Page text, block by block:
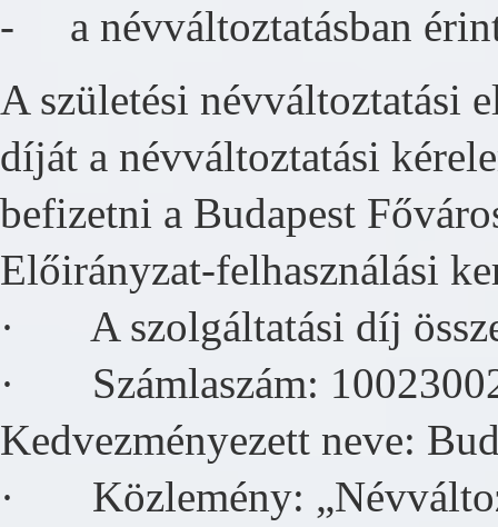
- a névváltoztatásban
A születési névváltoztatási
díját a névváltoztatási
befizetni a Budapest
Előirányzat-felhasználási
· A szolgáltatási díj
· Számlaszám:
Kedvezményezett neve:
· Közlemény: